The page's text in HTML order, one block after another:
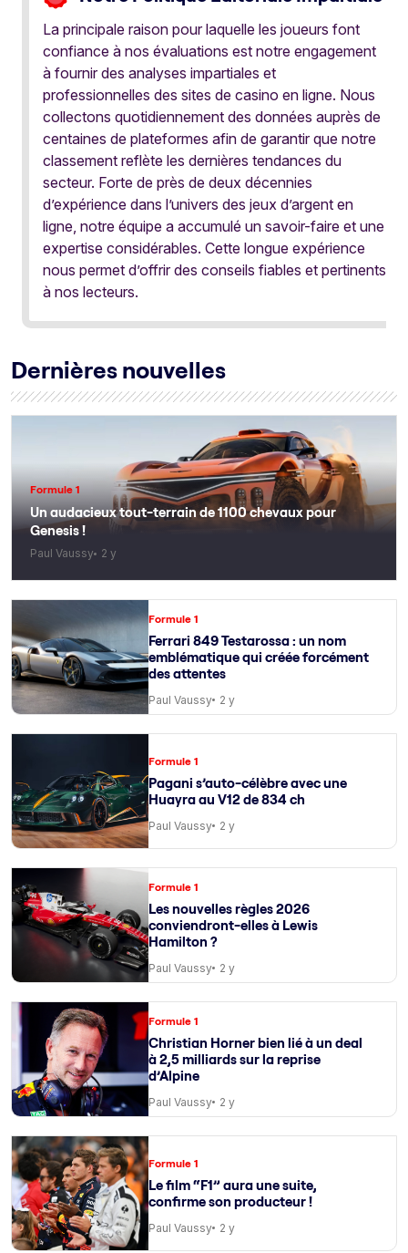
La principale raison pour laquelle les joueurs font
confiance à nos évaluations est notre engagement
à fournir des analyses impartiales et
professionnelles des sites de casino en ligne. Nous
collectons quotidiennement des données auprès de
centaines de plateformes afin de garantir que notre
classement reflète les dernières tendances du
secteur. Forte de près de deux décennies
d’expérience dans l’univers des jeux d’argent en
ligne, notre équipe a accumulé un savoir-faire et une
expertise considérables. Cette longue expérience
nous permet d’offrir des conseils fiables et pertinents
à nos lecteurs.
Dernières nouvelles
Formule 1
Un audacieux tout-terrain de 1100 chevaux pour
Genesis !
Paul Vaussy 2 y
Formule 1
Ferrari 849 Testarossa : un nom
emblématique qui créée forcément
des attentes
Paul Vaussy 2 y
Formule 1
Pagani s’auto-célèbre avec une
Huayra au V12 de 834 ch
Paul Vaussy 2 y
Formule 1
Les nouvelles règles 2026
conviendront-elles à Lewis
Hamilton ?
Paul Vaussy 2 y
Formule 1
Christian Horner bien lié à un deal
à 2,5 milliards sur la reprise
d’Alpine
Paul Vaussy 2 y
Formule 1
Le film “F1” aura une suite,
confirme son producteur !
Paul Vaussy 2 y